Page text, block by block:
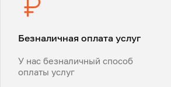
Безналичная оплата услуг
У нас безналичный способ
оплаты услуг